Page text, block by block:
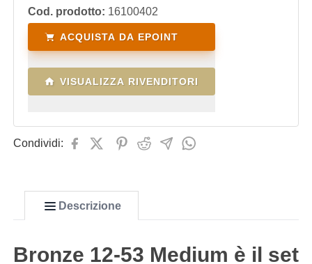
Cod. prodotto: 16100402
ACQUISTA DA EPOINT
VISUALIZZA RIVENDITORI
Condividi:
Descrizione
Bronze 12-53 Medium è il set